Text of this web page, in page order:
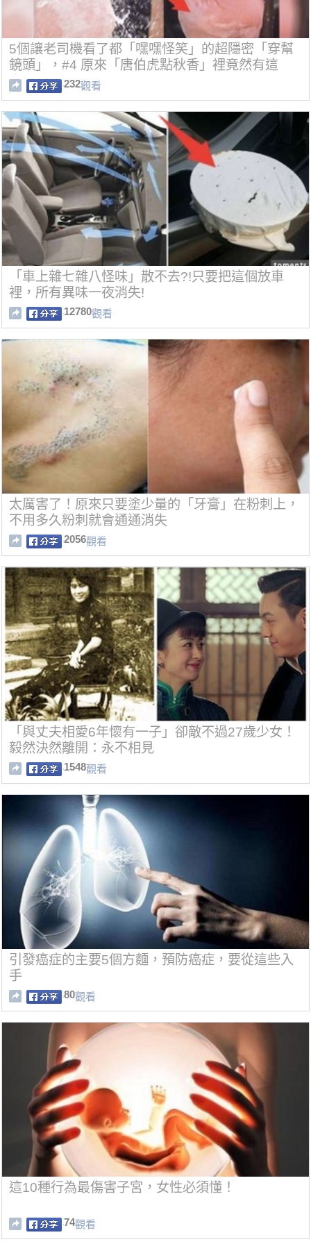
5個讓老司機看了都「嘿嘿怪笑」的超隱密「穿幫
鏡頭」，#4 原來「唐伯虎點秋香」裡竟然有這
支！
232觀看
「車上雜七雜八怪味」散不去?!只要把這個放車
裡，所有異味一夜消失!
12780觀看
太厲害了！原來只要塗少量的「牙膏」在粉刺上，
不用多久粉刺就會通通消失
2056觀看
「與丈夫相愛6年懷有一子」卻敵不過27歲少女！
毅然決然離開：永不相見
1548觀看
引發癌症的主要5個方麵，預防癌症，要從這些入
手
80觀看
這10種行為最傷害子宮，女性必須懂！
74觀看